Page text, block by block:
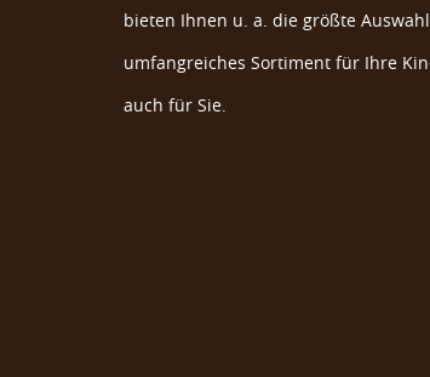
bieten Ihnen u. a. die größte
umfangreiches Sortiment für Ihre
auch für Sie.